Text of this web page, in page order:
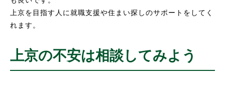
上京を目指す人に就職支援や住まい探しのサポートをしてく
れます。
上京の不安は相談してみよう